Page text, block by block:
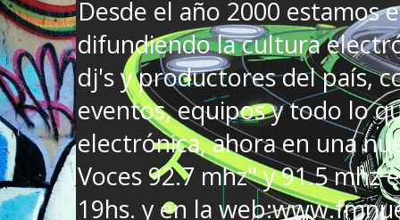
Desde el año 2000 estamos
difundiendo la cultura
dj's y productores del país,
eventos, equipos y todo lo
electrónica, ahora en una
Voces 92.7 mhz" y 91.5 mhz
19hs. y en la